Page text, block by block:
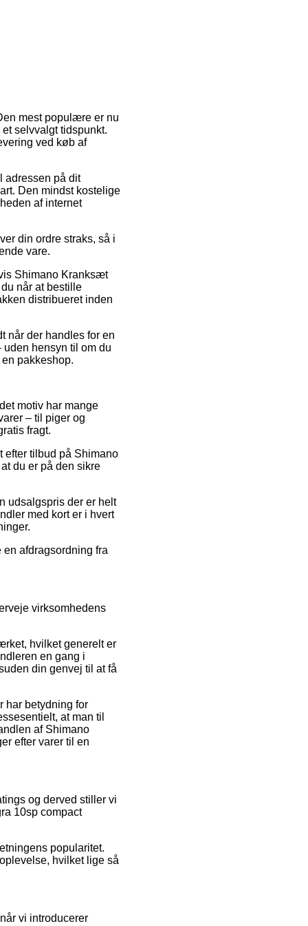
mest populære er nu
selvvalgt tidspunkt.
ved køb af
adressen på dit
Den mindst kostelige
af internet
din ordre straks, så i
vare.
Shimano Kranksæt
når at bestille
distribueret inden
når der handles for en
hensyn til om du
pakkeshop.
motiv har mange
– til piger og
fragt.
efter tilbud på Shimano
du er på den sikre
udsalgspris der er helt
med kort er i hvert
afdragsordning fra
virksomhedens
hvilket generelt er
en gang i
din genvej til at få
har betydning for
at man til
af Shimano
efter varer til en
og derved stiller vi
10sp compact
popularitet.
hvilket lige så
vi introducerer